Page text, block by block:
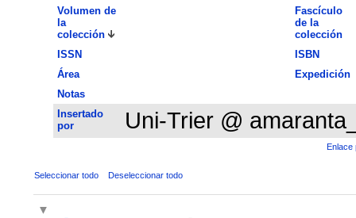
Volumen de
la
colección
Fascículo
de la
colección
ISSN
ISBN
Área
Expedición
Notas
Insertado
por
Uni-Trier @
Enlace
Seleccionar todo Deseleccionar todo